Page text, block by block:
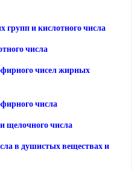
групп и кислотного числа
числа
чисел жирных
числа
щелочного числа
в душистых веществах и